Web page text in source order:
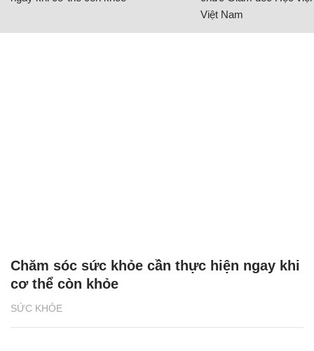
Việt Nam
SỨC KHỎE
Chăm sóc sức khỏe cần thực hiện ngay khi
cơ thể còn khỏe